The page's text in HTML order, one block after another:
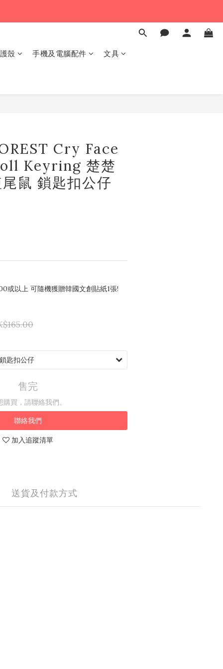
殼 手機及電腦配件 文具
Cry Face
Keyring 楚楚
鼠 鎖匙扣公仔
或以上 可隨機獲贈韓國文創貼紙1張!
售完
購買，請聯絡我們。
聯絡我們
加入追蹤清單
送貨及付款方式